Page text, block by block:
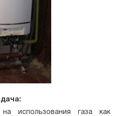
использования газа как